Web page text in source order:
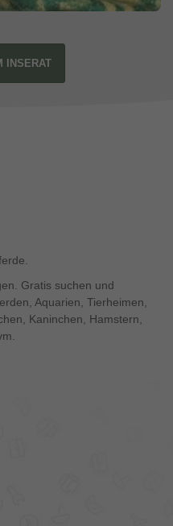
INSERAT
Gratis suchen und
Aquarien, Tierheimen,
Kaninchen, Hamstern,